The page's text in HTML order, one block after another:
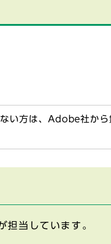
方は、Adobe社から
担当しています。